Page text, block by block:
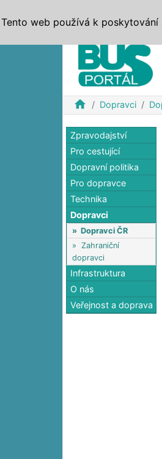
home Dopravci
Zpravodajství
Pro cestující
Dopravní politika
Pro dopravce
Technika
Dopravci
» Dopravci ČR
» Zahraniční
dopravci
Infrastruktura
O nás
Veřejnost a doprava
Tento web používá k